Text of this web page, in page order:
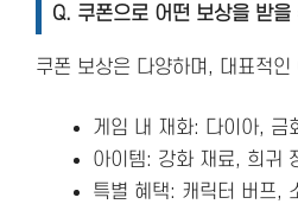
Q. 쿠폰으로 어떤 보상을 받을
쿠폰 보상은 다양하며, 대표적
게임 내 재화: 다이아, 금
아이템: 강화 재료, 희귀
특별 혜택: 캐릭터 버프,